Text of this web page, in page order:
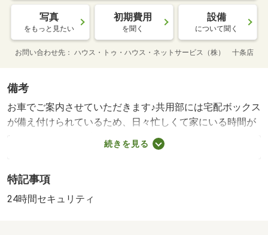
写真
をもっと見たい
初期費用
を聞く
設備
について聞く
お問い合わせ先 ハウス・トゥ・ハウス・ネットサービス（株） 十条店
備考
お車でご案内させていただきます♪共用部には宅配ボックス
が備え付けられているため、日々忙しくて家にいる時間が
少なくても荷物を受け取れます。知らない人が来た時でも
玄関を開ける必要がなくなるＴＶインターホンを備えてお
いるので、快適に過ごしやすいお部屋になります。収納は
シューズボックス・クロゼットなどが備え付けられている
続きを見る
特記事項
24時間セキュリティ